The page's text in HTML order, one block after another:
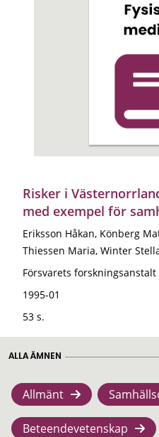
Risker i
med exempel för
Eriksson Håkan, Könberg
Thiessen Maria, Winter
Försvarets forskningsanstalt
1995-01
53 s.
ALLA ÄMNEN
Allmänt
Beteendevetenskap